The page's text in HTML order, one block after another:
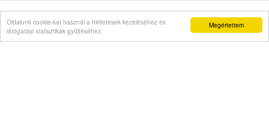
Megértettem
Oldalunk cookie-kat használ a hirdetések kezeléséhez és
látogatási statisztikák gyűjtéséhez.
21:34
Csütörtököt mondó kupacsapatok: zakózott a
Vasutas és az ETO